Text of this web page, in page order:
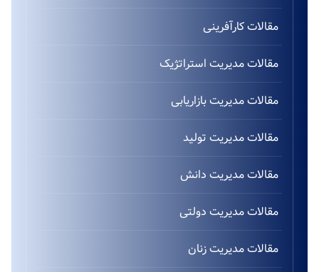
مقالات کارآفرینی
مقالات مدیریت استراتژیک
مقالات مدیریت بازاریابی
مقالات مدیریت تولید
مقالات مدیریت دانش
مقالات مدیریت دولتی
مقالات مدیریت زنان